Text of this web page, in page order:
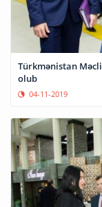
Türkmənistan
olub
04-11-2019